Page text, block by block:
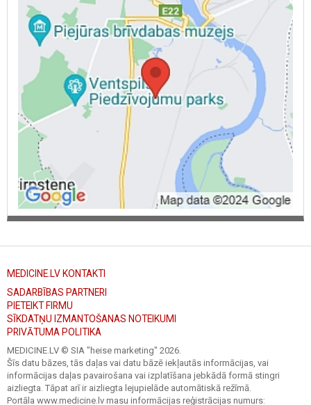
MEDICINE.LV KONTAKTI
SADARBĪBAS PARTNERI
PIETEIKT FIRMU
SĪKDATŅU IZMANTOŠANAS NOTEIKUMI
PRIVĀTUMA POLITIKA
MEDICINE.LV © SIA "heise marketing" 2026.
Šīs datu bāzes, tās daļas vai datu bāzē iekļautās informācijas, vai
informācijas daļas pavairošana vai izplatīšana jebkādā formā stingri
aizliegta. Tāpat arī ir aizliegta lejupielāde automātiskā režīmā.
Portāla www.medicine.lv masu informācijas reģistrācijas numurs: